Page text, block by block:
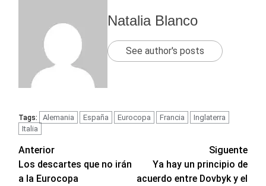
Natalia Blanco
See author's posts
Tags: Alemania España Eurocopa Francia
Inglaterra
Italia
Navegación
de
Anterior
Los descartes que no irán
a la Eurocopa
Siguente
Ya hay un principio de
acuerdo entre Dovbyk y el